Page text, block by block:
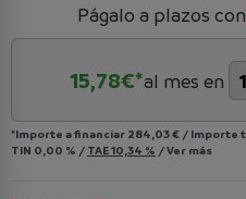
Págalo a plazos con
15,78€*al mes en
*Importe a financiar 284,03 € / Importe
TIN 0,00 % / TAE10,34 % /Ver más